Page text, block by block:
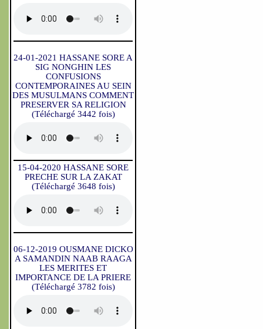
24-01-2021 HASSANE SORE A
SIG NONGHIN LES
CONFUSIONS
CONTEMPORAINES AU SEIN
DES MUSULMANS COMMENT
PRESERVER SA RELIGION
(Téléchargé 3442 fois)
15-04-2020 HASSANE SORE
PRECHE SUR LA ZAKAT
(Téléchargé 3648 fois)
06-12-2019 OUSMANE DICKO
A SAMANDIN NAAB RAAGA
LES MERITES ET
IMPORTANCE DE LA PRIERE
(Téléchargé 3782 fois)